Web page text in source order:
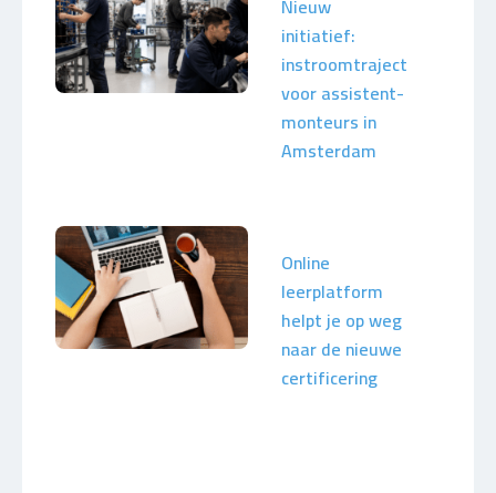
Nieuw
initiatief:
instroomtraject
voor assistent-
monteurs in
Amsterdam
Online
leerplatform
helpt je op weg
naar de nieuwe
certificering